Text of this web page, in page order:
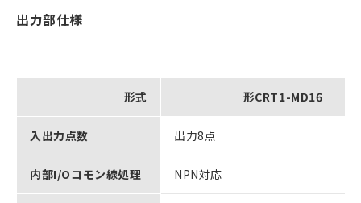
出力部仕様
形式 形CRT1-MD16
入出力点数 出力8点
内部I/Oコモン線処理 NPN対応